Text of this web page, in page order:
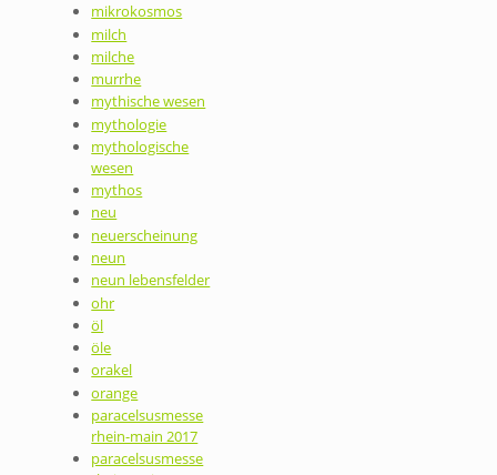
mikrokosmos
milch
milche
murrhe
mythische wesen
mythologie
mythologische
wesen
mythos
neu
neuerscheinung
neun
neun lebensfelder
ohr
öl
öle
orakel
orange
paracelsusmesse
rhein-main 2017
paracelsusmesse